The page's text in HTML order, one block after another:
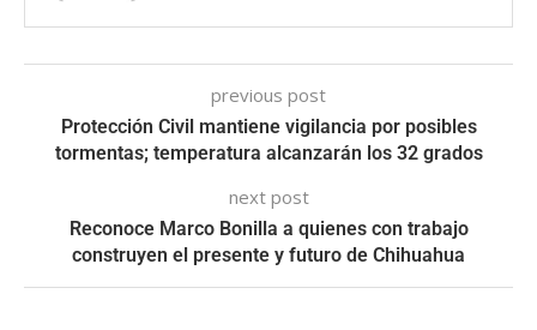
previous post
Protección Civil mantiene vigilancia por posibles
tormentas; temperatura alcanzarán los 32 grados
next post
Reconoce Marco Bonilla a quienes con trabajo
construyen el presente y futuro de Chihuahua